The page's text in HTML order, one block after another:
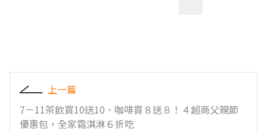
上一篇
7－11茶飲買10送10、咖啡買８送８！４超商父親節
優惠包，全家霜淇淋６折吃